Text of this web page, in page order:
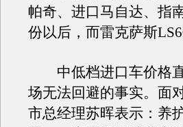
帕奇、进口马自达、指
份以后，而雷克萨斯
中低档进口车价格直
场无法回避的事实。面
市总经理苏晖表示：养